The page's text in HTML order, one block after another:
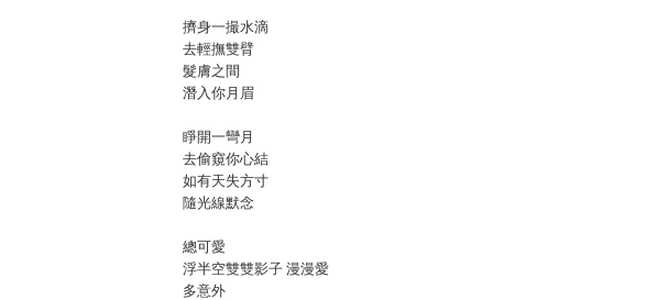
擠身一撮水滴
去輕撫雙臂
髮膚之間
潛入你月眉
睜開一彎月
去偷窺你心結
如有天失方寸
隨光線默念
總可愛
浮半空雙雙影子 漫漫愛
多意外